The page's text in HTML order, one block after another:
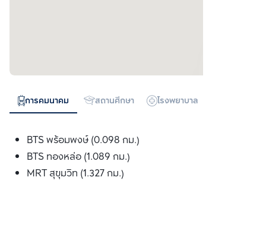
การคมนาคม สถานศึกษา โรงพยาบาล
BTS พร้อมพงษ์ (0.098 กม.)
BTS ทองหล่อ (1.089 กม.)
MRT สุขุมวิท (1.327 กม.)